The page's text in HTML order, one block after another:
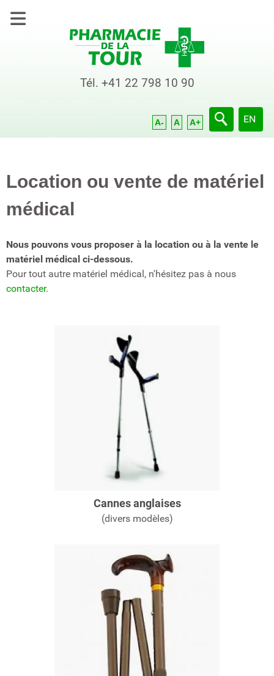
Tél. +41 22 798 10 90
A- A A+ EN
Location ou vente de matériel
médical
Nous pouvons vous proposer à la location ou à la vente le
matériel médical ci-dessous.
Pour tout autre matériel médical, n'hésitez pas à nous
contacter.
Cannes anglaises
(divers modèles)